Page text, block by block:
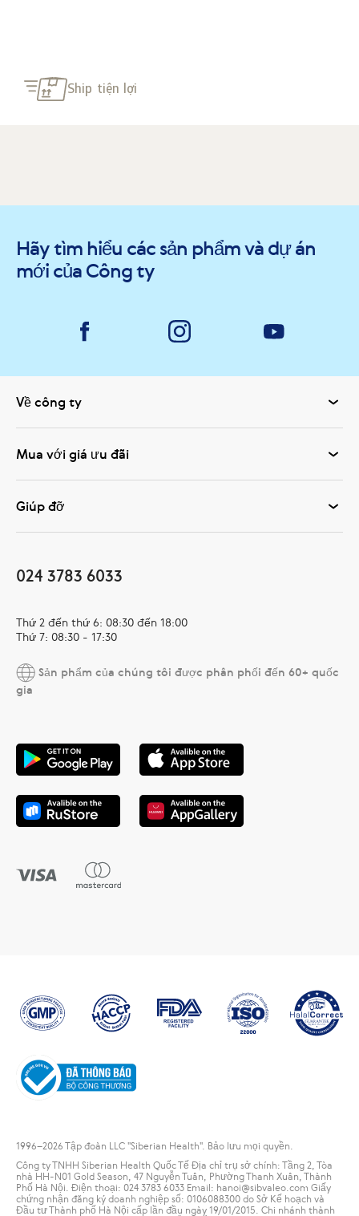
Ship tiện lợi
Hãy tìm hiểu các sản phẩm và dự án
mới của Công ty
Về công ty
Mua với giá ưu đãi
Giúp đỡ
024 3783 6033
Thứ 2 đến thứ 6: 08:30 đến 18:00
Thứ 7: 08:30 - 17:30
Sản phẩm của chúng tôi được phân phối đến 60+ quốc
gia
1996–2026 Tập đoàn LLC "Siberian Health". Bảo lưu mọi quyền.
Công ty TNHH Siberian Health Quốc Tế Địa chỉ trụ sở chính: Tầng 2, Tòa
nhà HH-N01 Gold Season, 47 Nguyễn Tuân, Phường Thanh Xuân, Thành
Phố Hà Nội. Điện thoại: 024 3783 6033 Email: hanoi@sibvaleo.com Giấy
chứng nhận đăng ký doanh nghiệp số: 0106088300 do Sở Kế hoạch và
Đầu tư Thành phố Hà Nội cấp lần đầu ngày 19/01/2015. Chi nhánh thành